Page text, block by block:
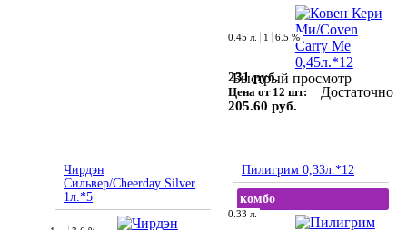
Быстрый просмотр
0.45 л. 1 6.5 %
231 руб.
Цена от 12 шт:
205.60 руб.
Достаточно
Чирдэн
Сильвер/Cheerday Silver
1л.*5
Пилигрим 0,33л.*12
комбо
0.33 л.